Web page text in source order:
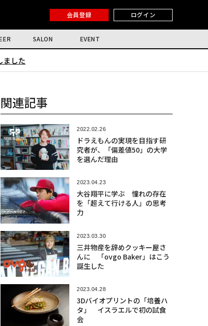
会員登録 ログイン
SALON EVENT
ました
関連記事
2022.02.26
ドラえもんの実現を目指す研
究者が、「偏差値50」の大学
を選んだ理由
2023.04.23
大谷翔平に学ぶ 憧れの存在
を「超えて行ける人」の思考
力
2023.03.30
三井物産を辞めクッキー屋さ
んに 「ovgo Baker」はこう
誕生した
2023.04.28
3Dバイオプリントの「培養ハ
タ」 イスラエルで初の試食
会